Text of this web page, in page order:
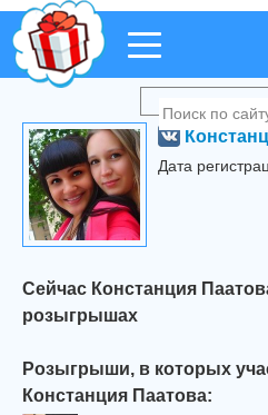
Дата
Сейчас Констанция
розыгрышах
Розыгрыши, в которых
Констанция Паатова: